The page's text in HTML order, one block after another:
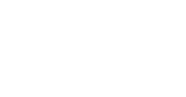
น้ำหนักเ